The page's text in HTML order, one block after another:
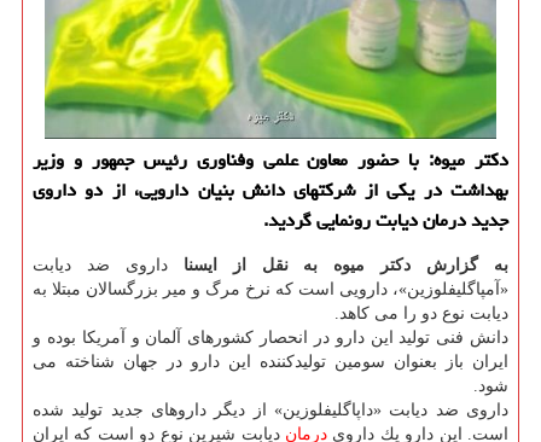
دكتر میوه: با حضور معاون علمی وفناوری رئیس جمهور و وزیر
بهداشت در یكی از شركتهای دانش بنیان دارویی، از دو داروی
جدید درمان دیابت رونمایی گردید.
به گزارش دكتر میوه به نقل از ایسنا داروی ضد دیابت
«آمپاگلیفلوزین»، دارویی است كه نرخ مرگ و میر بزرگسالان مبتلا به
دیابت نوع دو را می كاهد.
دانش فنی تولید این دارو در انحصار كشورهای آلمان و آمریكا بوده و
ایران باز بعنوان سومین تولیدكننده این دارو در جهان شناخته می
شود.
داروی ضد دیابت «داپاگلیفلوزین» از دیگر داروهای جدید تولید شده
است. این دارو یك دارویدرمان دیابت شیرین نوع دو است كه ایران